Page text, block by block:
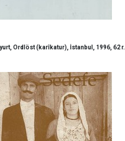
Ordlöst (karîkatur), İstanbul, 1996, 62 r.